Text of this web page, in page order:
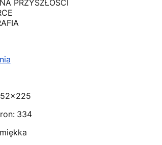
PRZYSZŁOŚCI
334